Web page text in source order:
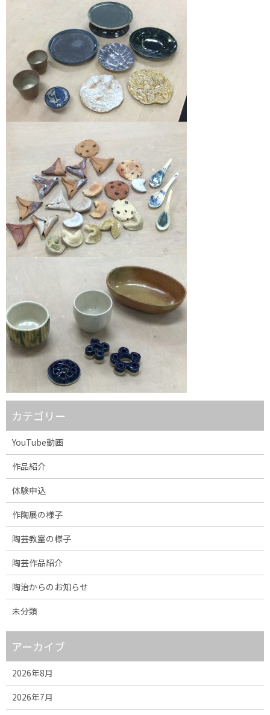
カテゴリー
YouTube動画
作品紹介
体験申込
作陶展の様子
陶芸教室の様子
陶芸作品紹介
陶治からのお知らせ
未分類
アーカイブ
2026年8月
2026年7月